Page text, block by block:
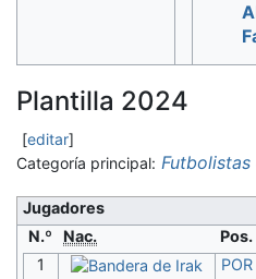
Plantilla 2024
[editar]
Categoría principal:
Jugadores
N.º
Nac. Pos.
1
POR